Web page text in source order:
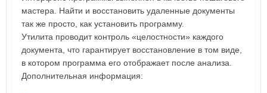
мастера. Найти и восстановить удаленные документы
так же просто, как установить программу.
Утилита проводит контроль «целостности» каждого
документа, что гарантирует восстановление в том виде,
в котором программа его отображает после анализа.
Дополнительная информация: